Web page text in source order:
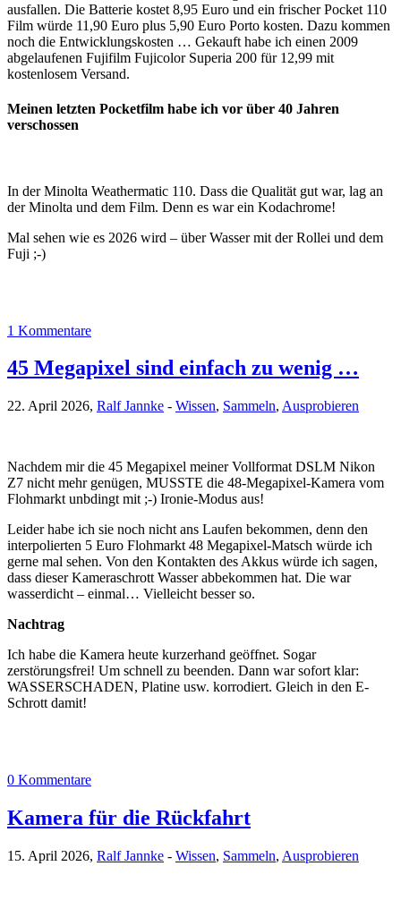
ausfallen. Die Batterie kostet 8,95 Euro und ein frischer Pocket 110
Film würde 11,90 Euro plus 5,90 Euro Porto kosten. Dazu kommen
noch die Entwicklungskosten … Gekauft habe ich einen 2009
abgelaufenen Fujifilm Fujicolor Superia 200 für 12,99 mit
kostenlosem Versand.
Meinen letzten Pocketfilm habe ich vor über 40 Jahren
verschossen
In der Minolta Weathermatic 110. Dass die Qualität gut war, lag an
der Minolta und dem Film. Denn es war ein Kodachrome!
Mal sehen wie es 2026 wird – über Wasser mit der Rollei und dem
Fuji ;-)
1 Kommentare
45 Megapixel sind einfach zu wenig …
22. April 2026, Ralf Jannke - Wissen, Sammeln, Ausprobieren
Nachdem mir die 45 Megapixel meiner Vollformat DSLM Nikon
Z7 nicht mehr genügen, MUSSTE die 48-Megapixel-Kamera vom
Flohmarkt unbdingt mit ;-) Ironie-Modus aus!
Leider habe ich sie noch nicht ans Laufen bekommen, denn den
interpolierten 5 Euro Flohmarkt 48 Megapixel-Matsch würde ich
gerne mal sehen. Von den Kontakten des Akkus würde ich sagen,
dass dieser Kameraschrott Wasser abbekommen hat. Die war
wasserdicht – einmal… Vielleicht besser so.
Nachtrag
Ich habe die Kamera heute kurzerhand geöffnet. Sogar
zerstörungsfrei! Um schnell zu beenden. Dann war sofort klar:
WASSERSCHADEN, Platine usw. korrodiert. Gleich in den E-
Schrott damit!
0 Kommentare
Kamera für die Rückfahrt
15. April 2026, Ralf Jannke - Wissen, Sammeln, Ausprobieren